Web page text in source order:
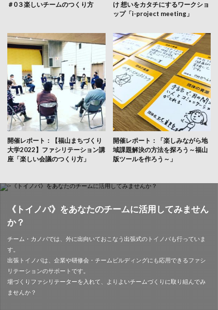
＃0３楽しいチームのつくり方
け 想いをカタチにするワークショ
ップ「i-project meeting」
開催レポート：【福山まちづくり
大学2022】ファシリテーション講
座「楽しい会議のつくり方」
開催レポート：「楽しみながら地
域課題解決の方法を探ろう～福山
版ツールを作ろう～」
《トイノバ》をあなたのチームに活用してみません
か？
チーム・カノバでは、外に出向いておこなう出張式のトイノバも行っていま
す。
出張トイノバは、企業や研修会・チームビルディングにも応用できるファシ
リテーションのサポートです。
場づくりファシリテーターを入れて、よりよいチームづくりに取り組んでみ
ませんか？